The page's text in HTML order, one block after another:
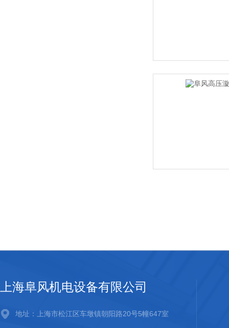
上海阜风机电设备有限公司
地址：上海市松江区车墩镇朝阳路20号5幢647室